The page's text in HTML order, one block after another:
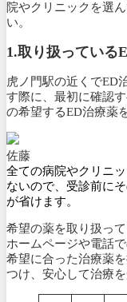
院やクリニックを選
い。
1.取り扱っている
虎ノ門駅の近くでED
す際に、最初に確認
の希望するED治療薬
佐藤
全ての病院やクリニ
ないので、受診前に
が省けます。
希望の薬を取り扱っ
ホームページや電話
希望に合った治療薬
つけ、安心して治療を